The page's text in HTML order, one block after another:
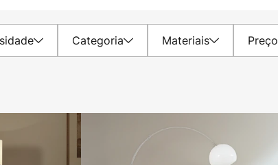
Categoria Materiais Preço